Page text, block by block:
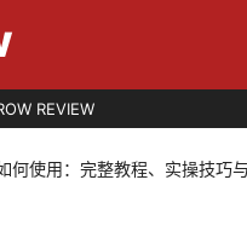
REVIEW
何使用：完整教程、实操技巧